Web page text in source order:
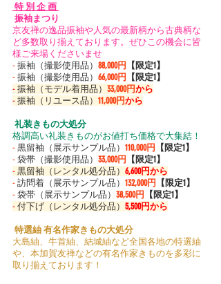
特 別 企 画
振袖まつり
京友禅の逸品振袖や人気の最新柄から古典柄な
ど多数取り揃えております。ぜひこの機会に皆
様ご来場くださいませ
- 振袖（撮影使用品） 88,000円 【限定1】
- 振袖（撮影使用品） 66,000円 【限定1】
- 振袖（モデル着用品） 33,000円から
- 振袖（リユース品） 11,000円から
礼装きもの大処分
格調高い礼装きものがお値打ち価格で大集結！
- 黒留袖（展示サンプル品） 110,000円 【限定1】
- 袋帯（撮影使用品） 33,000円 【限定1】
- 黒留袖（レンタル処分品） 6,600円から
- 訪問着（展示サンプル品） 132,000円 【限定1】
- 袋帯（展示サンプル品） 38,500円 【限定1】
- 付下げ（レンタル処分品） 5,500円から
特選紬 有名作家きもの大処分
大島紬、牛首紬、結城紬など全国各地の特選紬
や、本加賀友禅などの有名作家きものを多彩に
取り揃えております！